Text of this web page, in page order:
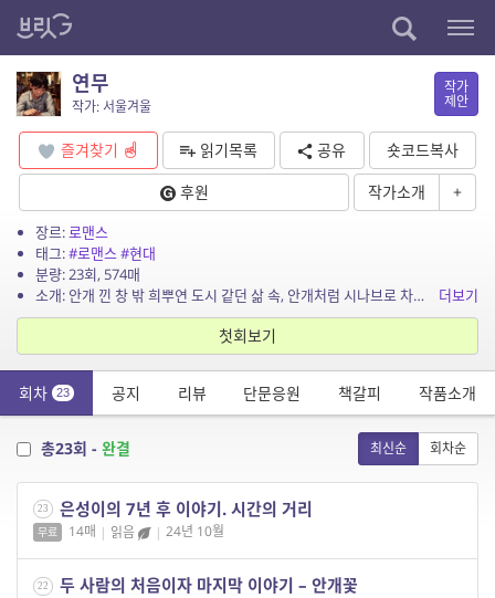
연무
작가: 서울겨울
작가
제안
즐겨찾기 읽기목록 공유
숏코드복사
후원
작가소개 +
장르:로맨스
태그:#로맨스#현대
분량: 23회, 574매
소개: 안개 낀 창 밖 희뿌연 도시 같던 삶 속, 안개처럼 시나브로 차오르는 사람 말간 안개꽃 같은 서로가 서로에게 몰래 물들어가는 나날들 스물일곱의 늦깎이 대학생 은성은, 어머니를 결국...
더보기
첫회보기
회차 23 공지 리뷰 단문응원 책갈피 작품소개
총23회 - 완결 최신순 회차순
23 은성이의 7년 후 이야기. 시간의 거리
무료 14매 | 읽음 | 24년 10월
22 두 사람의 처음이자 마지막 이야기 – 안개꽃